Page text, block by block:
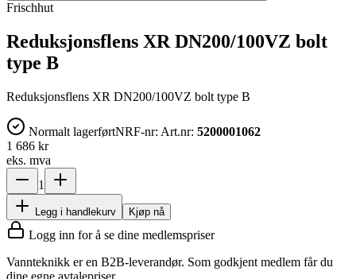
Frischhut
Reduksjonsflens XR DN200/100VZ bolt
type B
Reduksjonsflens XR DN200/100VZ bolt type B
Normalt lagerførtNRF-nr: Art.nr: 5200001062
1 686 kr
eks. mva
1
Legg i handlekurv Kjøp nå
Logg inn for å se dine medlemspriser
Vannteknikk er en B2B-leverandør. Som godkjent medlem får du
dine egne avtalepriser.